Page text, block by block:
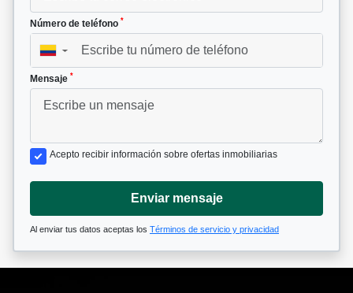
Número de teléfono *
▼
Mensaje *
Acepto recibir información sobre ofertas inmobiliarias
Enviar mensaje
Al enviar tus datos aceptas los Términos de servicio y privacidad